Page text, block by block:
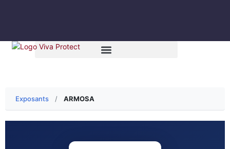
Exposants / ARMOSA